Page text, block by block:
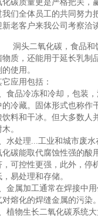
化碳质量更是严格把关，
我们全体员工的共同努力
新老客户来我公司考察洽
洞头二氧化碳，食品
物质，还能用于延长乳制
使用。
它应用包括：
食品冷冻和冷却，包装
的冷藏。固体形式也称作
饮料和干冰。但大多数人
。
水处理...工业和城市废
化碳能取代腐蚀性强的酸
，可控性更强，此外，停
，易处理和存储。
金属加工通常在焊接中
对熔化的焊缝金属的污染。
植物生长二氧化碳系统